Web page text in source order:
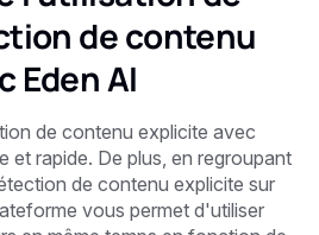
de contenu
Eden AI
de contenu explicite avec
et rapide. De plus, en regroupant
de contenu explicite sur
vous permet d'utiliser